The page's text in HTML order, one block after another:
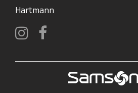
Hartmann